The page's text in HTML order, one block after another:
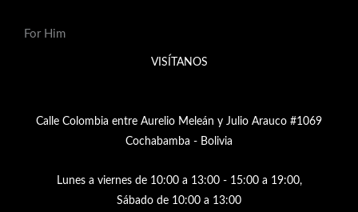
For Him
VISÍTANOS
Calle Colombia entre Aurelio Meleán y Julio Arauco #1069
Cochabamba - Bolivia
Lunes a viernes de 10:00 a 13:00 - 15:00 a 19:00,
Sábado de 10:00 a 13:00